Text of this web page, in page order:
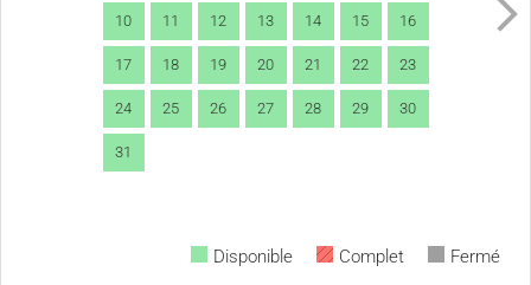
10 11 12 13 14 15 16
17 18 19 20 21 22 23
24 25 26 27 28 29 30
31
Disponible Complet Fermé